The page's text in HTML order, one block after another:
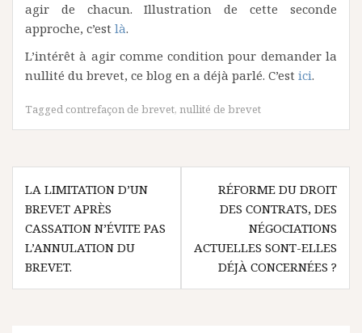
agir de chacun. Illustration de cette seconde
approche, c’est là.
L’intérêt à agir comme condition pour demander la
nullité du brevet, ce blog en a déjà parlé. C’est ici.
Tagged contrefaçon de brevet, nullité de brevet
Navigation
de
l’article
LA LIMITATION D’UN
BREVET APRÈS
CASSATION N’ÉVITE PAS
L’ANNULATION DU
BREVET.
RÉFORME DU DROIT
DES CONTRATS, DES
NÉGOCIATIONS
ACTUELLES SONT-ELLES
DÉJÀ CONCERNÉES ?